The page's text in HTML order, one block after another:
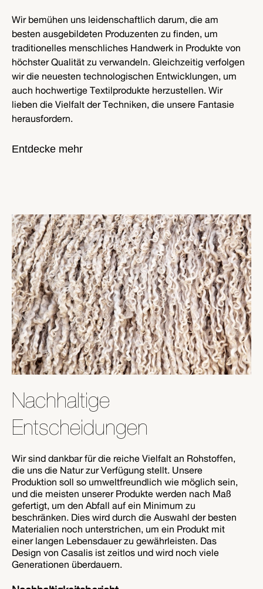
Wir bemühen uns leidenschaftlich darum, die am
besten ausgebildeten Produzenten zu finden, um
traditionelles menschliches Handwerk in Produkte von
höchster Qualität zu verwandeln. Gleichzeitig verfolgen
wir die neuesten technologischen Entwicklungen, um
auch hochwertige Textilprodukte herzustellen. Wir
lieben die Vielfalt der Techniken, die unsere Fantasie
herausfordern.
Entdecke mehr
Nachhaltige
Entscheidungen
Wir sind dankbar für die reiche Vielfalt an Rohstoffen,
die uns die Natur zur Verfügung stellt. Unsere
Produktion soll so umweltfreundlich wie möglich sein,
und die meisten unserer Produkte werden nach Maß
gefertigt, um den Abfall auf ein Minimum zu
beschränken. Dies wird durch die Auswahl der besten
Materialien noch unterstrichen, um ein Produkt mit
einer langen Lebensdauer zu gewährleisten. Das
Design von Casalis ist zeitlos und wird noch viele
Generationen überdauern.